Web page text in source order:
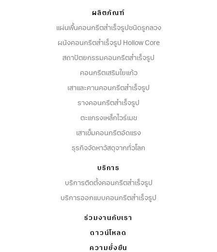
ผลิตภัณฑ์
แผ่นพื้นคอนกรีตสำเร็จรูปชนิดรูกลวง
ผนังคอนกรีตสําเร็จรูป Hollow Core
สถาปัตยกรรมคอนกรีตสําเร็จรูป
คอนกรีตเสริมใยแก้ว
เสาและคานคอนกรีตสำเร็จรูป
รางคอนกรีตสำเร็จรูป
ตะแกรงเหล็กไวร์เมช
เสาเข็มคอนกรีตอัดแรง
ธุรกิจจัดหาวัสดุจากทั่วโลก
บริการ
บริการติดตั้งคอนกรีตสำเร็จรูป
บริการออกแบบคอนกรีตสำเร็จรูป
ร่วมงานกับเรา
ดาวน์โหลด
ความยั่งยืน